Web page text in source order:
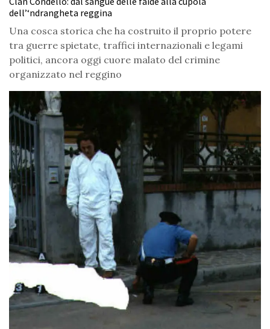
dell’‘ndrangheta reggina
Una cosca storica che ha costruito il proprio potere
tra guerre spietate, traffici internazionali e legami
politici, ancora oggi cuore malato del crimine
organizzato nel reggino